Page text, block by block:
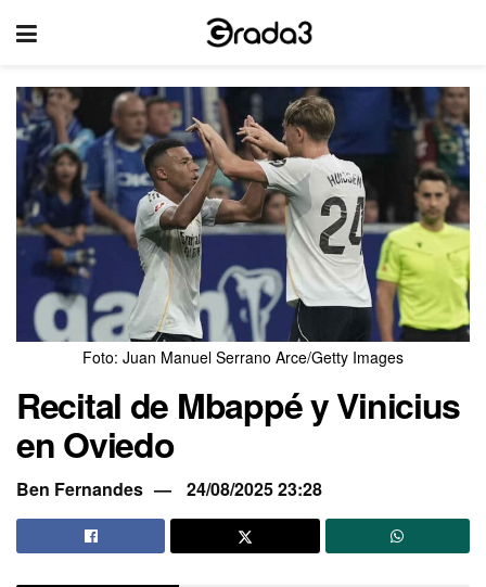
Foto: Juan Manuel Serrano Arce/Getty Images
Recital de Mbappé y Vinicius
en Oviedo
Ben Fernandes 24/08/2025 23:28